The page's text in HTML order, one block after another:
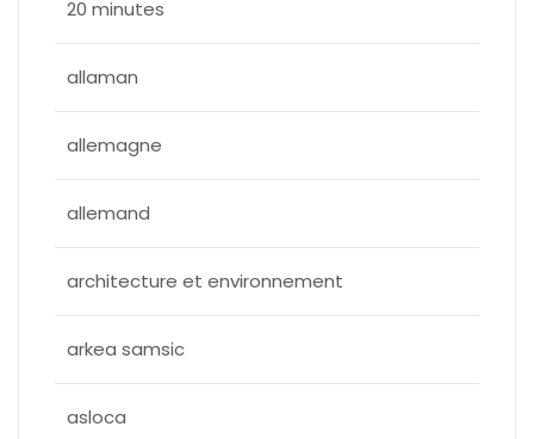
20 minutes
allaman
allemagne
allemand
architecture et environnement
arkea samsic
asloca